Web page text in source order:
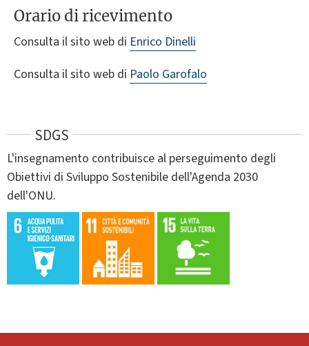
Orario di ricevimento
Consulta il sito web di Enrico Dinelli
Consulta il sito web di Paolo Garofalo
SDGS
L'insegnamento contribuisce al perseguimento degli
Obiettivi di Sviluppo Sostenibile dell'Agenda 2030
dell'ONU.